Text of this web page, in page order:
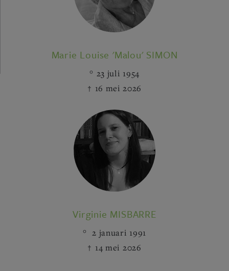
Marie Louise 'Malou' SIMON
23 juli 1954
16 mei 2026
Virginie MISBARRE
2 januari 1991
14 mei 2026